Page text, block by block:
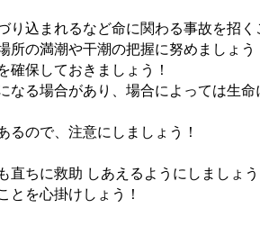
込まれるなど命に関わる事故を招く
の満潮や干潮の把握に努めましょう
保しておきましょう！
場合があり、場合によっては生命
ので、注意にしましょう！
ちに救助 しあえるようにしましょう
を心掛けしょう！